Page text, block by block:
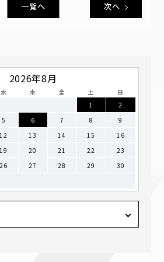
一覧へ 次へ
2026年8月
水 木 金 土
日
1
2
5 6 7 8
9
12 13 14 15
16
19 20 21 22
23
26 27 28 29
30